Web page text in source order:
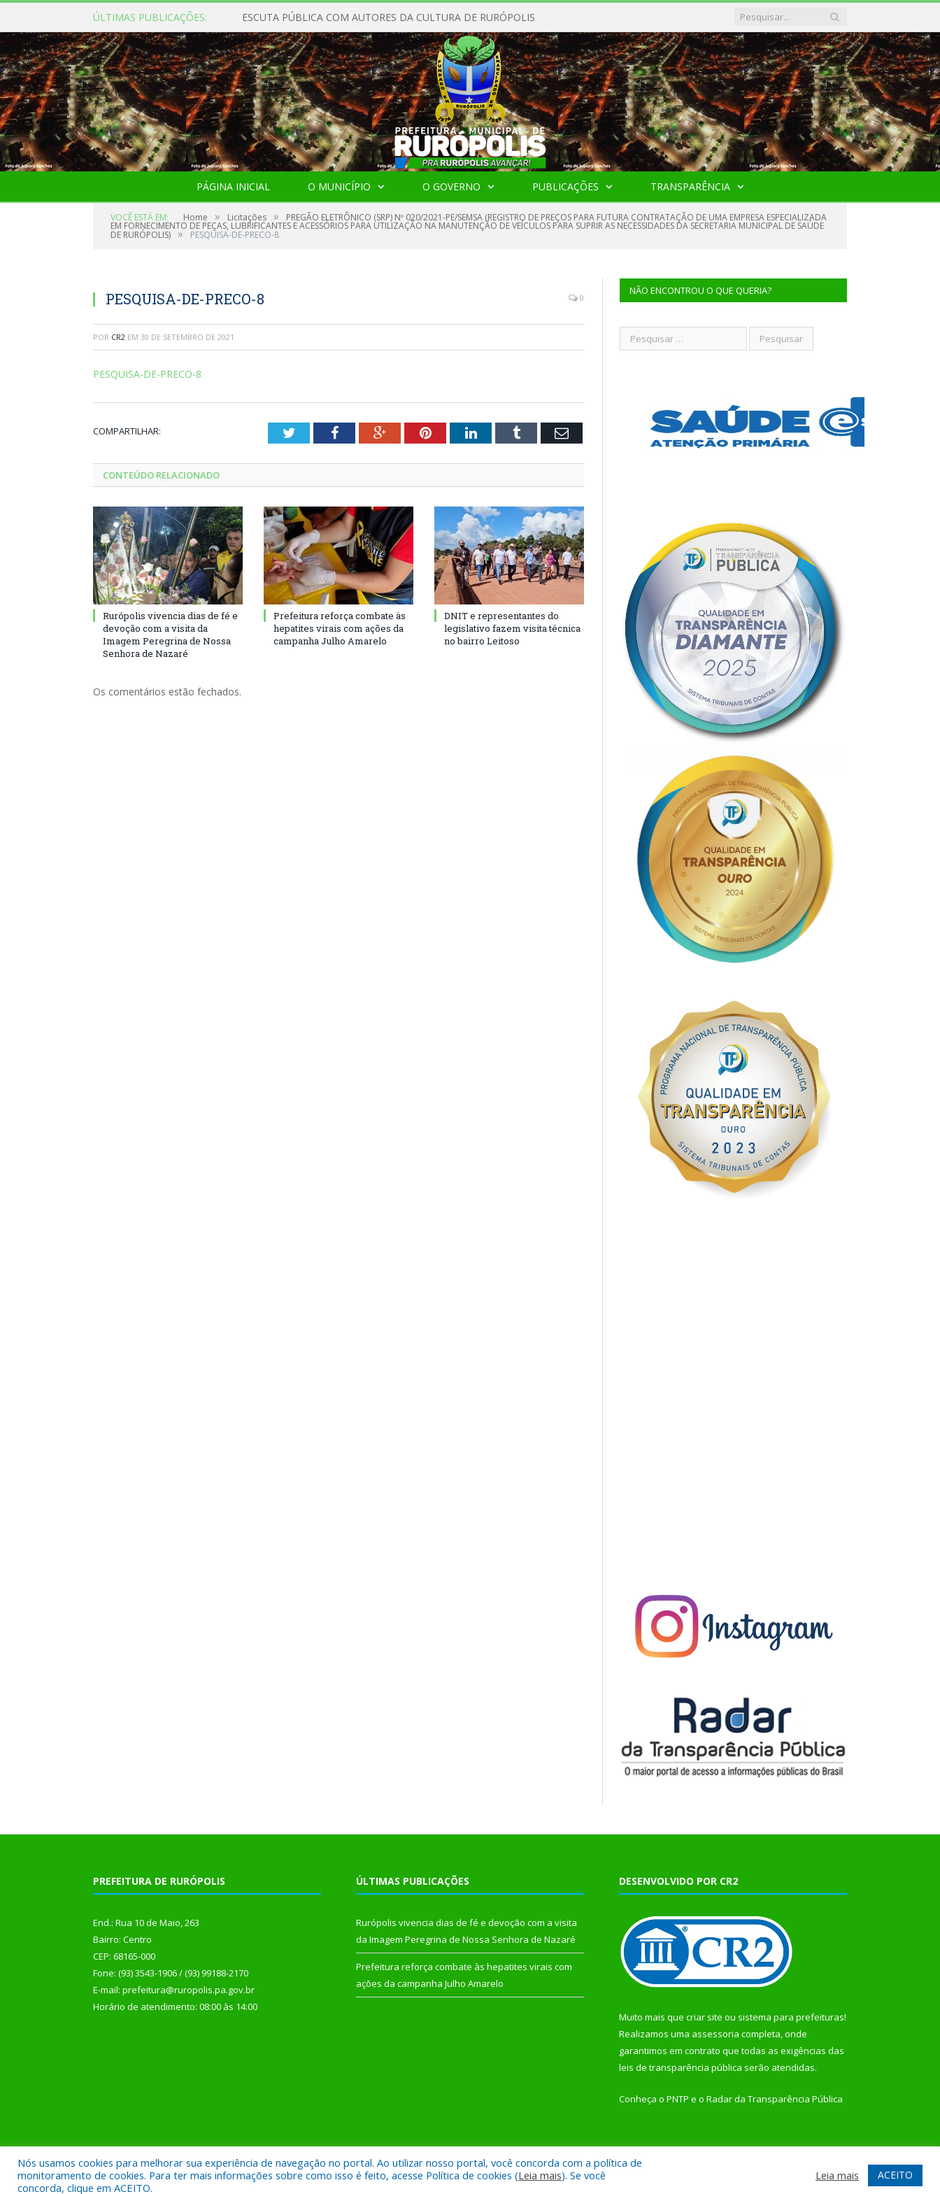
ÚLTIMAS PUBLICAÇÕES: ESCUTA PÚBLICA COM AUTORES DA CULTURA DE RURÓPOLIS
PÁGINA INICIAL O MUNICÍPIO O GOVERNO PUBLICAÇÕES TRANSPARÊNCIA
VOCÊ ESTÁ EM: Home » Licitações » PREGÃO ELETRÔNICO (SRP) Nº 020/2021-PE/SEMSA (REGISTRO DE PREÇOS PARA FUTURA CONTRATAÇÃO DE UMA EMPRESA ESPECIALIZADA
EM FORNECIMENTO DE PEÇAS, LUBRIFICANTES E ACESSÓRIOS PARA UTILIZAÇÃO NA MANUTENÇÃO DE VEÍCULOS PARA SUPRIR AS NECESSIDADES DA SECRETARIA MUNICIPAL DE SAÚDE
DE RURÓPOLIS) » PESQUISA-DE-PRECO-8
PESQUISA-DE-PRECO-8 0
POR CR2 EM 30 DE SETEMBRO DE 2021
PESQUISA-DE-PRECO-8
COMPARTILHAR: TwitterFacebookGoogle+PinterestLinkedInTumblr Email
CONTEÚDO RELACIONADO
Rurópolis vivencia dias de fé e
devoção com a visita da
Imagem Peregrina de Nossa
Senhora de Nazaré
Prefeitura reforça combate às
hepatites virais com ações da
campanha Julho Amarelo
DNIT e representantes do
legislativo fazem visita técnica
no bairro Leitoso
Os comentários estão fechados.
NÃO ENCONTROU O QUE QUERIA?
PREFEITURA DE RURÓPOLIS
End.: Rua 10 de Maio, 263
Bairro: Centro
CEP: 68165-000
Fone: (93) 3543-1906 / (93) 99188-2170
E-mail: prefeitura@ruropolis.pa.gov.br
Horário de atendimento: 08:00 às 14:00
ÚLTIMAS PUBLICAÇÕES
Rurópolis vivencia dias de fé e devoção com a visita
da Imagem Peregrina de Nossa Senhora de Nazaré
Prefeitura reforça combate às hepatites virais com
ações da campanha Julho Amarelo
DESENVOLVIDO POR CR2
Muito mais que criar site ou sistema para prefeituras!
Realizamos uma assessoria completa, onde
garantimos em contrato que todas as exigências das
leis de transparência pública serão atendidas.
Conheça o PNTP e o Radar da Transparência Pública
Todos os direitos reservados a Prefeitura Municipal de Rurópolis. Mapa do Site Acessar Webmail
Nós usamos cookies para melhorar sua experiência de navegação no portal. Ao utilizar nosso portal, você concorda com a política de
monitoramento de cookies. Para ter mais informações sobre como isso é feito, acesse Política de cookies (Leia mais). Se você
concorda, clique em ACEITO.
Leia mais ACEITO